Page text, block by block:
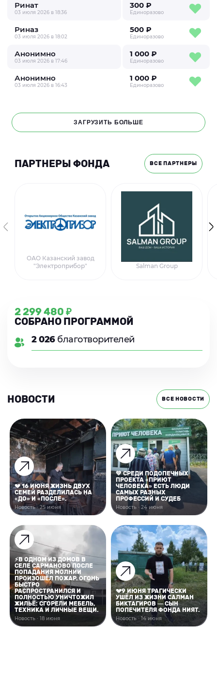
Ринат
03 июля 2026 в 18:36
300 ₽
Единоразово
Риназ
03 июля 2026 в 18:02
500 ₽
Единоразово
Анонимно
03 июля 2026 в 17:46
1 000 ₽
Единоразово
Анонимно
03 июля 2026 в 16:43
1 000 ₽
Единоразово
ЗАГРУЗИТЬ БОЛЬШЕ
ПАРТНЕРЫ ФОНДА ВСЕ ПАРТНЕРЫ
ОАО Казанский завод
"Электроприбор"
Salman Group
2 299 480 ₽
СОБРАНО ПРОГРАММОЙ
2 026благотворителей
НОВОСТИ ВСЕ НОВОСТИ
💔 16 ИЮНЯ ЖИЗНЬ ДВУХ
СЕМЕЙ РАЗДЕЛИЛАСЬ НА
«ДО» И «ПОСЛЕ».
Новость · 25 июня
💚 СРЕДИ ПОДОПЕЧНЫХ
ПРОЕКТА «ПРИЮТ
ЧЕЛОВЕКА» ЕСТЬ ЛЮДИ
САМЫХ РАЗНЫХ
ПРОФЕССИЙ И СУДЕБ
Новость · 24 июня
⚡В ОДНОМ ИЗ ДОМОВ В
СЕЛЕ САРМАНОВО ПОСЛЕ
ПОПАДАНИЯ МОЛНИИ
ПРОИЗОШЁЛ ПОЖАР. ОГОНЬ
БЫСТРО
РАСПРОСТРАНИЛСЯ И
ПОЛНОСТЬЮ УНИЧТОЖИЛ
ЖИЛЬЁ: СГОРЕЛИ МЕБЕЛЬ,
ТЕХНИКА И ЛИЧНЫЕ ВЕЩИ.
Новость · 18 июня
💔9 ИЮНЯ ТРАГИЧЕСКИ
УШЁЛ ИЗ ЖИЗНИ САЛМАН
БИКТАГИРОВ — СЫН
ПОПЕЧИТЕЛЯ ФОНДА НИЯТ.
Новость · 14 июня